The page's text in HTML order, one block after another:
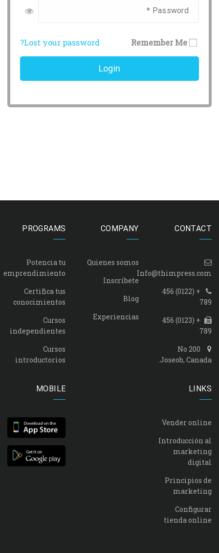
Lost your password?
CONTACT
Info@thimpress.com
+ (0122) 456
789
+ (0123) 456
789
No 200
Joseob, Canada.
COMPANY
Quienes somos
Inscríbete
Blog
Experiencias
PROGRAMS
Potencia tu
emprendimiento
Certifica tus
conocimientos
Cursos
independientes
Cursos
introductorios
LINKS
Vender online
Introducción al
marketing
digital
Principios de
marketing
Configurar
tienda online
MOBILE